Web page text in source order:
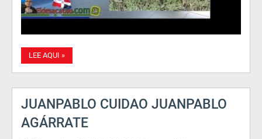
LEE AQUI »
JUANPABLO CUIDAO JUANPABLO
AGÁRRATE